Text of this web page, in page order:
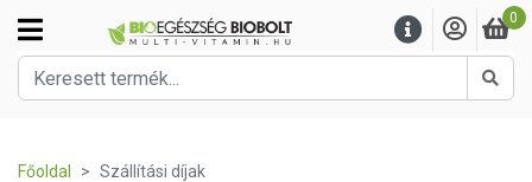
0
Főoldal Szállítási díjak